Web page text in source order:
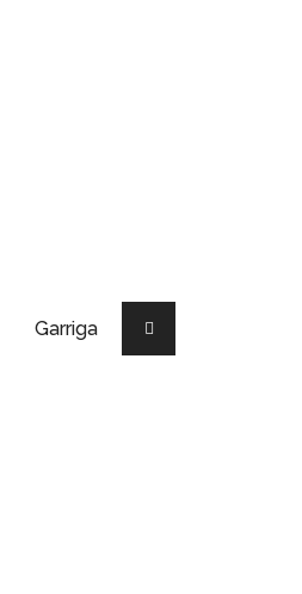
Garriga